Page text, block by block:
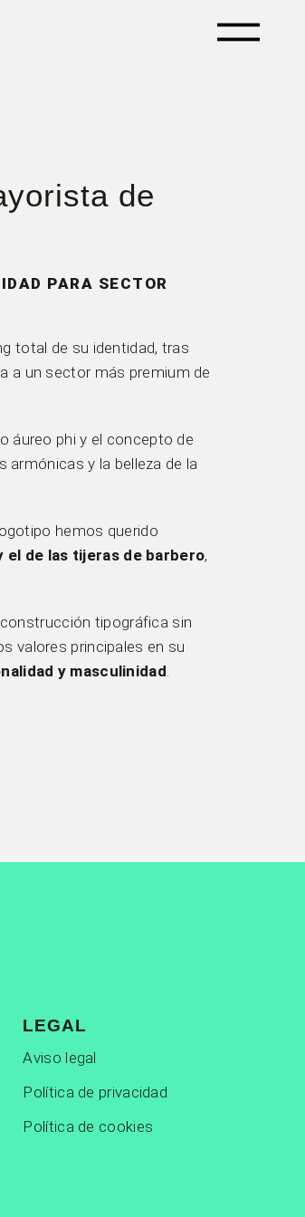
de
PARA SECTOR
total de su identidad, tras
a un sector más premium de
áureo phi y el concepto de
armónicas y la belleza de la
hemos querido
de las tijeras de barbero,
tipográfica sin
valores principales en su
y masculinidad.
LEGAL
Aviso legal
Política de privacidad
Política de cookies